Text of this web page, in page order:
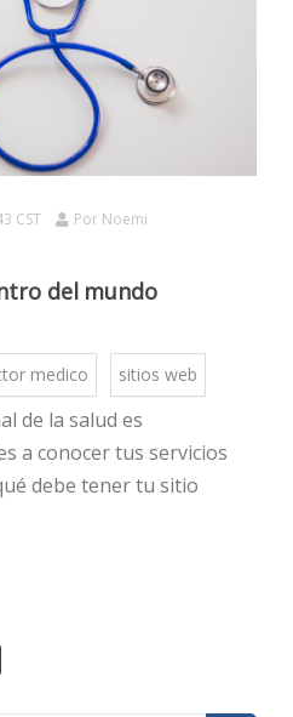
CST Por Noemi
del mundo
medico sitios web
de la salud es
a conocer tus servicios
debe tener tu sitio